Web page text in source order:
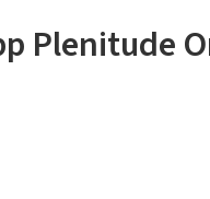
Plenitude